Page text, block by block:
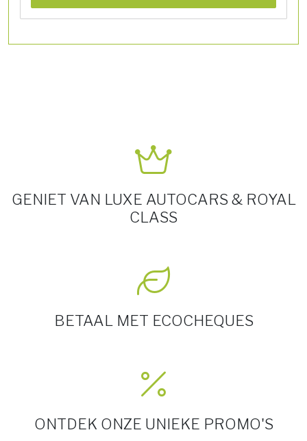
GENIET VAN LUXE AUTOCARS & ROYAL
CLASS
BETAAL MET ECOCHEQUES
ONTDEK ONZE UNIEKE PROMO'S